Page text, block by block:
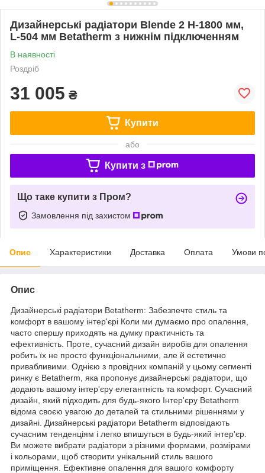
Дизайнерські радіатори Blende 2 H-1800 мм,
L-504 мм Betatherm з нижнім підключенням
В наявності
Роздріб
31 005 ₴
Купити
або
Купити з
Що таке купити з Пром?
Замовлення під захистом
Опис Характеристики Доставка Оплата Умови
Опис
Дизайнерські радіатори Betatherm: Забезпечте стиль та
комфорт в вашому інтер'єрі Коли ми думаємо про опалення,
часто спершу приходять на думку практичність та
ефективність. Проте, сучасний дизайн виробів для опалення
робить їх не просто функціональними, але й естетично
привабливими. Однією з провідних компаній у цьому сегменті
ринку є Betatherm, яка пропонує дизайнерські радіатори, що
додають вашому інтер'єру елегантність та комфорт. Сучасний
дизайн, який підходить для будь-якого Інтер'єру Betatherm
відома своєю увагою до деталей та стильними рішеннями у
дизайні. Дизайнерські радіатори Betatherm відповідають
сучасним тенденціям і легко впишуться в будь-який інтер'єр.
Ви можете вибрати радіатори з різними формами, розмірами
і кольорами, щоб створити унікальний стиль вашого
приміщення. Ефективне опалення для вашого комфорту